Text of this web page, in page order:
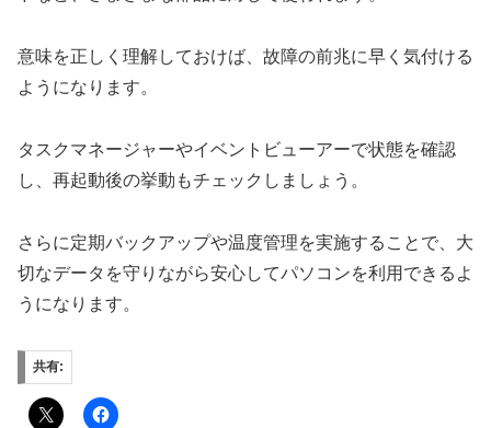
意味を正しく理解しておけば、故障の前兆に早く気付ける
ようになります。
タスクマネージャーやイベントビューアーで状態を確認
し、再起動後の挙動もチェックしましょう。
さらに定期バックアップや温度管理を実施することで、大
切なデータを守りながら安心してパソコンを利用できるよ
うになります。
共有: